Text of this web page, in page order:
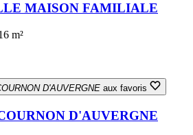
MAISON FAMILIALE
m²
D'AUVERGNE aux favoris
D'AUVERGNE